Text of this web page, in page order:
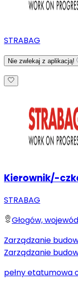
STRABAG
Nie zwlekaj z aplikacją!
Kierownik/-
STRABAG
Głogów,
Zarządzanie
Zarządzanie
pełny etatumowa